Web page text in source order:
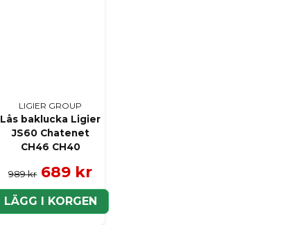
LIGIER GROUP
Lås baklucka Ligier
JS60 Chatenet
CH46 CH40
989 kr 689 kr
LÄGG I KORGEN